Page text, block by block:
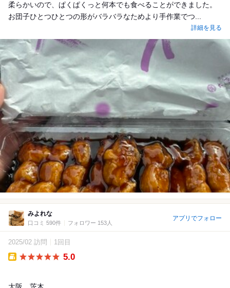
柔らかいので、ぱくぱくっと何本でも食べることができました。
お団子ひとつひとつの形がバラバラなためより手作業でつ...
詳細を見る
みよれな
口コミ 590件 フォロワー 153人
アプリでフォロー
2025/02 訪問 1回目
5.0